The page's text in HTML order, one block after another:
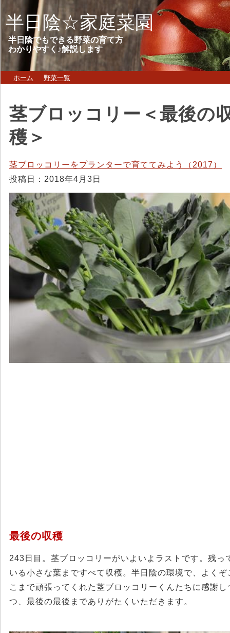
半日陰☆家庭菜園
半日陰でもできる野菜の育て方
わかりやすく♪解説します
ホーム 野菜一覧
茎ブロッコリー＜最後の
穫＞
茎ブロッコリーをプランターで育ててみよう（2017）
投稿日：2018年4月3日
最後の収穫
243日目。茎ブロッコリーがいよいよラストです。残っ
いる小さな葉まですべて収穫。半日陰の環境で、よくぞ
こまで頑張ってくれた茎ブロッコリーくんたちに感謝し
つ、最後の最後までありがたくいただきます。